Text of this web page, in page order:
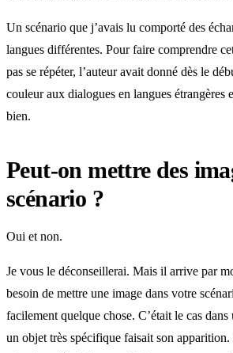
Un scénario que j’avais lu comporté des
langues différentes. Pour faire comprendre
pas se répéter, l’auteur avait donné dès le
couleur aux dialogues en langues étrangères
bien.
Peut-on mettre des
scénario ?
Oui et non.
Je vous le déconseillerai. Mais il arrive par
besoin de mettre une image dans votre
facilement quelque chose. C’était le cas
un objet très spécifique faisait son